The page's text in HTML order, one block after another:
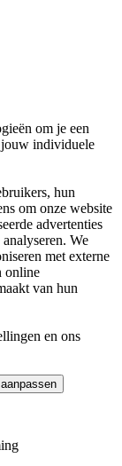
om je een
jouw individuele
hun
om onze website
advertenties
We
met externe
online
van hun
en ons